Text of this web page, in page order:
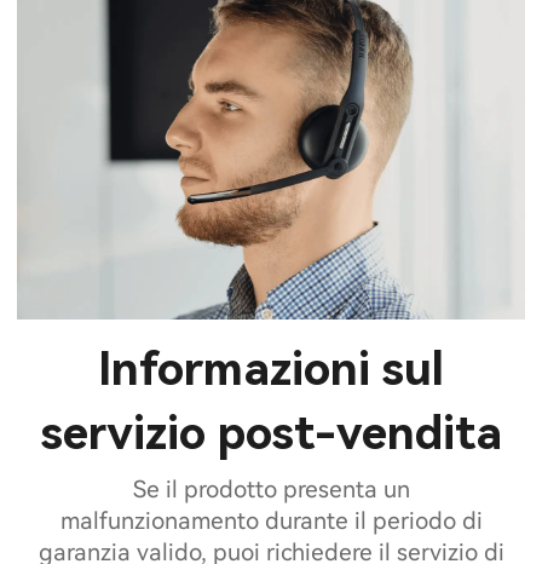
Informazioni sul
servizio post-vendita
Se il prodotto presenta un
malfunzionamento durante il periodo di
garanzia valido, puoi richiedere il servizio di